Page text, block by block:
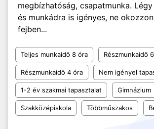
megbízhatóság, csapatmunka.
és munkádra is igényes, ne
fejben...
Teljes munkaidő 8 óra Részmunkaidő
Részmunkaidő 4 óra Nem igényel
1-2 év szakmai tapasztalat Gimnázium
Szakközépiskola Többműszakos